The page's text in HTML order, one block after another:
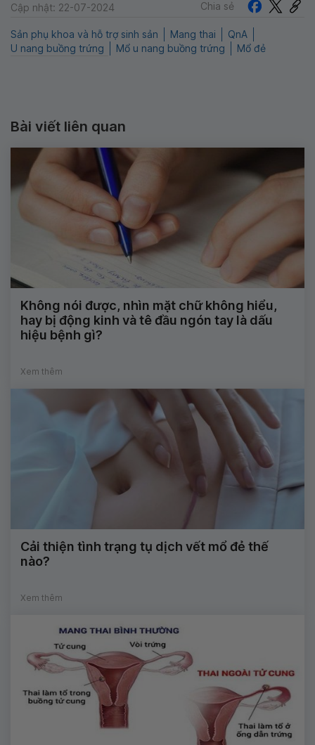
Cập nhật: 22-07-2024 Chia sẻ
Sản phụ khoa và hỗ trợ sinh sản Mang thai
QnA
U nang buồng trứng
Mổ u nang buồng trứng Mổ đẻ
Bài viết liên quan
Không nói được, nhìn mặt chữ không hiểu,
hay bị động kinh và tê đầu ngón tay là dấu
hiệu bệnh gì?
Xem thêm
Cải thiện tình trạng tụ dịch vết mổ đẻ thế
nào?
Xem thêm